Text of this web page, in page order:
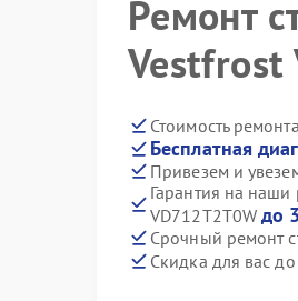
Ремонт
Vestfrost
Стоимость ремонта
Бесплатная
Привезем и
Гарантия на
VD712T2T0Wдо
Срочный ремонт
Скидка для вас до